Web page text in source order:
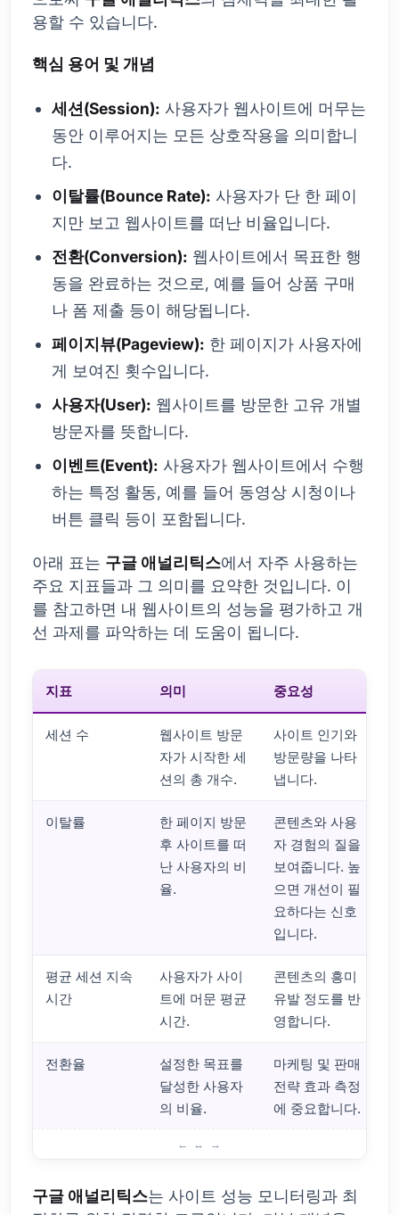
용할 수 있습니다.
핵심 용어 및 개념
세션(Session): 사용자가 웹사이트에 머무는
동안 이루어지는 모든 상호작용을 의미합니
다.
이탈률(Bounce Rate): 사용자가 단 한 페이
지만 보고 웹사이트를 떠난 비율입니다.
전환(Conversion): 웹사이트에서 목표한 행
동을 완료하는 것으로, 예를 들어 상품 구매
나 폼 제출 등이 해당됩니다.
페이지뷰(Pageview): 한 페이지가 사용자에
게 보여진 횟수입니다.
사용자(User): 웹사이트를 방문한 고유 개별
방문자를 뜻합니다.
이벤트(Event): 사용자가 웹사이트에서 수행
하는 특정 활동, 예를 들어 동영상 시청이나
버튼 클릭 등이 포함됩니다.
아래 표는 구글 애널리틱스에서 자주 사용하는
주요 지표들과 그 의미를 요약한 것입니다. 이
를 참고하면 내 웹사이트의 성능을 평가하고 개
선 과제를 파악하는 데 도움이 됩니다.
지표 의미 중요성
세션 수
웹사이트 방문
자가 시작한 세
션의 총 개수.
사이트 인기와
방문량을 나타
냅니다.
이탈률
한 페이지 방문
후 사이트를 떠
난 사용자의 비
율.
콘텐츠와 사용
자 경험의 질을
보여줍니다. 높
으면 개선이 필
요하다는 신호
입니다.
평균 세션 지속
시간
사용자가 사이
트에 머문 평균
시간.
콘텐츠의 흥미
유발 정도를 반
영합니다.
전환율
설정한 목표를
달성한 사용자
의 비율.
마케팅 및 판매
전략 효과 측정
에 중요합니다.
구글 애널리틱스는 사이트 성능 모니터링과 최